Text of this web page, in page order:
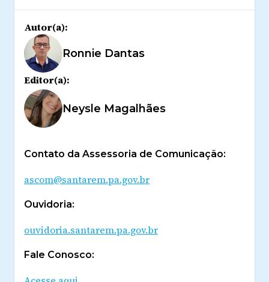
Autor(a):
Ronnie Dantas
Editor(a):
Neysle Magalhães
Contato da Assessoria de Comunicação:
ascom@santarem.pa.gov.br
Ouvidoria:
ouvidoria.santarem.pa.gov.br
Fale Conosco: